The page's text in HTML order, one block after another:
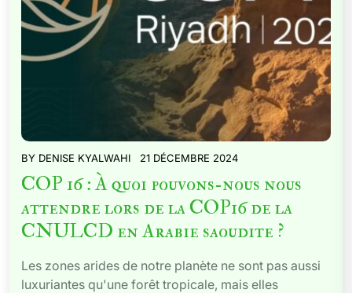
BY DENISE KYALWAHI 21 DÉCEMBRE 2024
COP 16 : À quoi pouvons-nous nous
attendre lors de la COP16 de la
CNULCD en Arabie saoudite ?
Les zones arides de notre planète ne sont pas aussi
luxuriantes qu'une forêt tropicale, mais elles